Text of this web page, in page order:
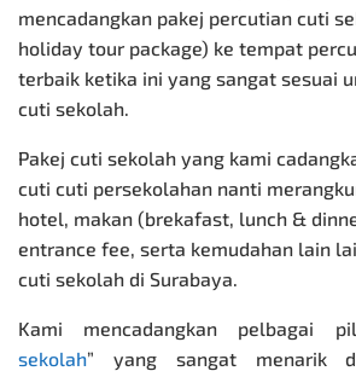
mencadangkan pakej percutian cuti
holiday tour package) ke tempat
terbaik ketika ini yang sangat sesuai
cuti sekolah.
Pakej cuti sekolah yang kami
cuti cuti persekolahan nanti
hotel, makan (brekafast, lunch &
entrance fee, serta kemudahan lain
cuti sekolah di Surabaya.
Kami mencadangkan pelbagai
sekolah” yang sangat menarik